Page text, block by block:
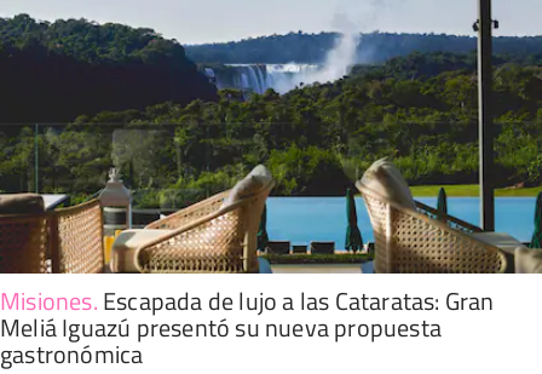
Misiones.Escapada de lujo a las Cataratas: Gran
Meliá Iguazú presentó su nueva propuesta
gastronómica